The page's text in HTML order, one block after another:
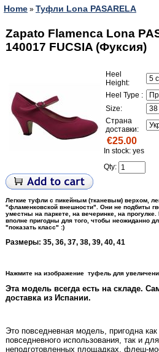
Home » Туфли Lona PASARELA
Zapato Flamenca Lona
140017 FUCSIA (Фуксия)
Heel
Height:
Heel Type :
Size:
Страна
доставки:
€25.00
In stock: yes
Qty:
Легкие туфли с пикейным (тканевым) верхом,
"фламенковской внешности". Они не подбиты
уместны на паркете, на вечеринке, на прогулке.
вполне пригодны для того, чтобы неожиданно
"показать класс" :)
Размеры: 35, 36, 37, 38, 39, 40, 41
Нажмите на изображение туфель для
Эта модель всегда есть на складе.
доставка из Испании.
Это повседневная модель, пригодна
повседневного использования, так и
неподготовленных площадках, флеш-